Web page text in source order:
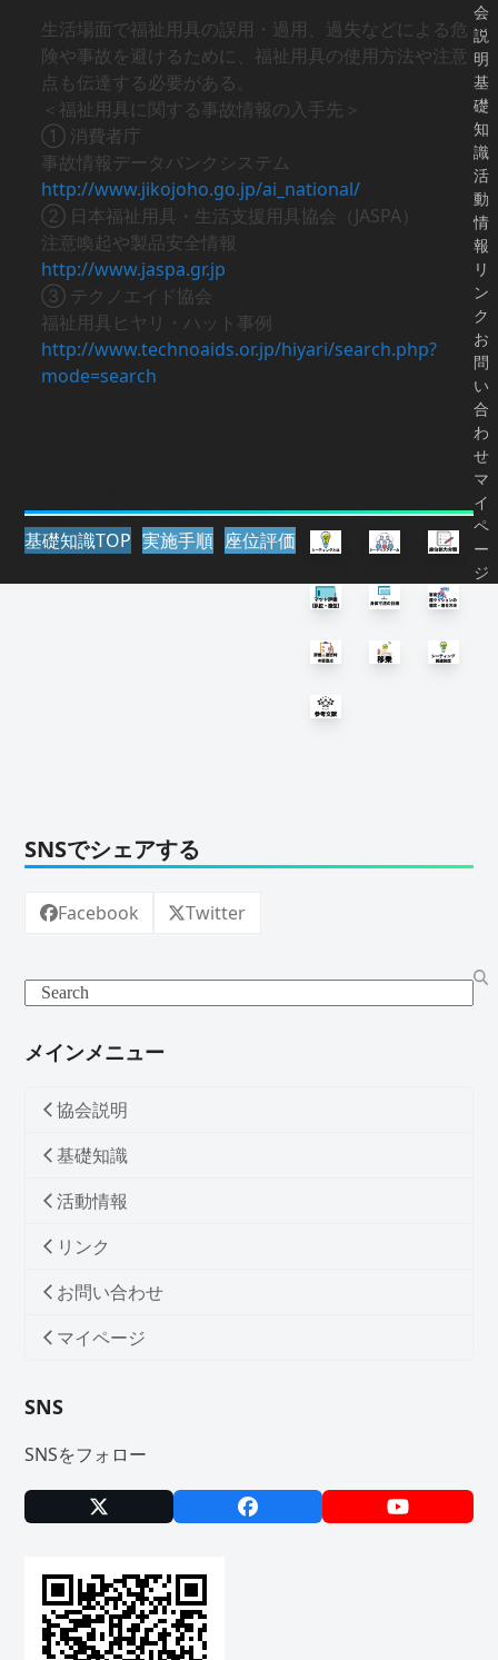
生活場面で福祉用具の誤用・過用、過失などによる危
険や事故を避けるために、福祉用具の使用方法や注意
点も伝達する必要がある。
＜福祉用具に関する事故情報の入手先＞
① 消費者庁
事故情報データバンクシステム
http://www.jikojoho.go.jp/ai_national/
② 日本福祉用具・生活支援用具協会（JASPA）
注意喚起や製品安全情報
http://www.jaspa.gr.jp
③ テクノエイド協会
福祉用具ヒヤリ・ハット事例
http://www.technoaids.or.jp/hiyari/search.php?
mode=search
基礎知識TOP 実施手順 座位評価
SNSでシェアする
Facebook Twitter
Search
メインメニュー
協会説明
基礎知識
活動情報
リンク
お問い合わせ
マイページ
SNS
SNSをフォロー
X Facebook YouTube
会
説
明
基
礎
知
識
活
動
情
報
リ
ン
ク
お
問
い
合
わ
せ
マ
イ
ペ
ー
ジ